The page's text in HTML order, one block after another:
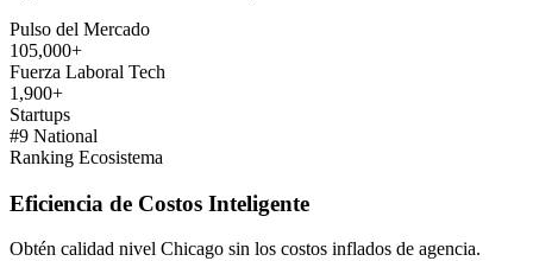
Pulso del Mercado
105,000+
Fuerza Laboral Tech
1,900+
Startups
#9 National
Ranking Ecosistema
Eficiencia de Costos Inteligente
Obtén calidad nivel Chicago sin los costos inflados de agencia.